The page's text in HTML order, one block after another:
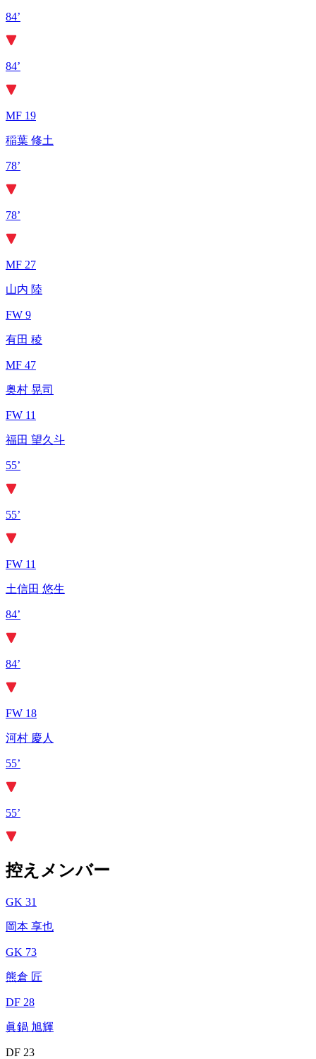
84’
84’
MF 19
稲葉 修土
78’
78’
MF 27
山内 陸
FW 9
有田 稜
MF 47
奥村 晃司
FW 11
福田 望久斗
55’
55’
FW 11
土信田 悠生
84’
84’
FW 18
河村 慶人
55’
55’
控えメンバー
GK 31
岡本 享也
GK 73
熊倉 匠
DF 28
眞鍋 旭輝
DF 23